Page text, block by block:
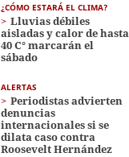
¿CÓMO ESTARÁ EL CLIMA?
Lluvias débiles
aisladas y calor de hasta
40 C° marcarán el
sábado
ALERTAS
Periodistas advierten
denuncias
internacionales si se
dilata caso contra
Roosevelt Hernández